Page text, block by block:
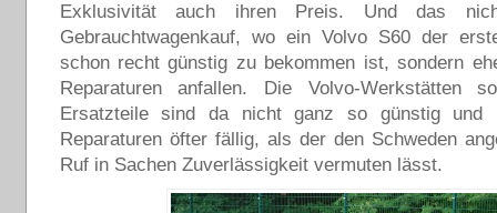
Volvo Wartburg Werkstoffe Zubehör
Exklusivität auch ihren Preis. Und das
Gebrauchtwagenkauf, wo ein Volvo S60 der
schon recht günstig zu bekommen ist, sondern
Reparaturen anfallen. Die Volvo-Werkstätten
Ersatzteile sind da nicht ganz so günstig und
Reparaturen öfter fällig, als der den Schweden
Ruf in Sachen Zuverlässigkeit vermuten lässt.